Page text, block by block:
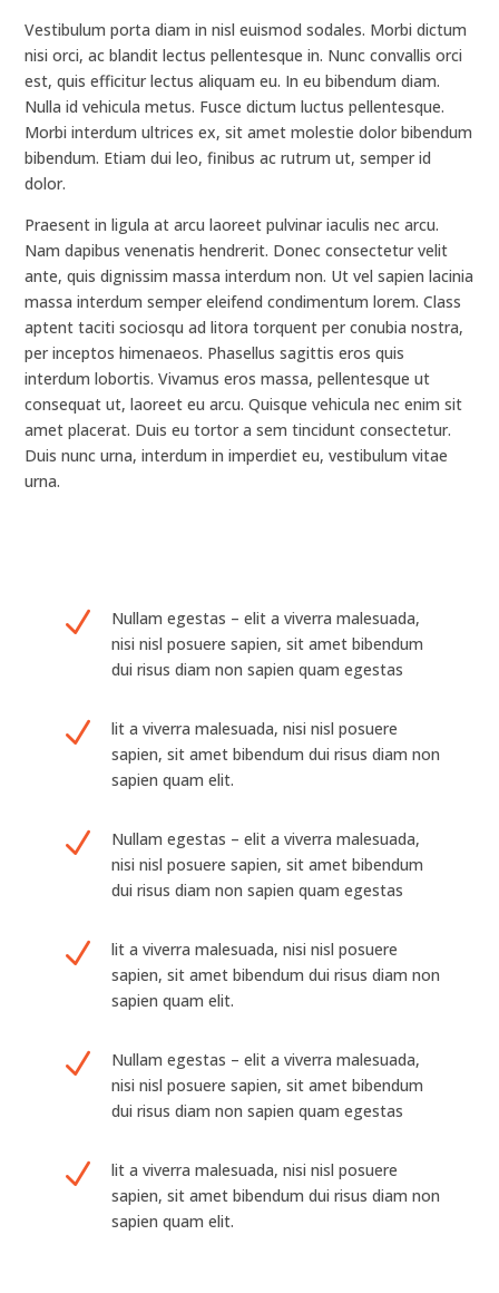
Vestibulum porta diam in nisl euismod sodales. Morbi dictum
nisi orci, ac blandit lectus pellentesque in. Nunc convallis orci
est, quis efficitur lectus aliquam eu. In eu bibendum diam.
Nulla id vehicula metus. Fusce dictum luctus pellentesque.
Morbi interdum ultrices ex, sit amet molestie dolor bibendum
bibendum. Etiam dui leo, finibus ac rutrum ut, semper id
dolor.
Praesent in ligula at arcu laoreet pulvinar iaculis nec arcu.
Nam dapibus venenatis hendrerit. Donec consectetur velit
ante, quis dignissim massa interdum non. Ut vel sapien lacinia
massa interdum semper eleifend condimentum lorem. Class
aptent taciti sociosqu ad litora torquent per conubia nostra,
per inceptos himenaeos. Phasellus sagittis eros quis
interdum lobortis. Vivamus eros massa, pellentesque ut
consequat ut, laoreet eu arcu. Quisque vehicula nec enim sit
amet placerat. Duis eu tortor a sem tincidunt consectetur.
Duis nunc urna, interdum in imperdiet eu, vestibulum vitae
urna.
N
Nullam egestas – elit a viverra malesuada,
nisi nisl posuere sapien, sit amet bibendum
dui risus diam non sapien quam egestas
N
lit a viverra malesuada, nisi nisl posuere
sapien, sit amet bibendum dui risus diam non
sapien quam elit.
N
Nullam egestas – elit a viverra malesuada,
nisi nisl posuere sapien, sit amet bibendum
dui risus diam non sapien quam egestas
N
lit a viverra malesuada, nisi nisl posuere
sapien, sit amet bibendum dui risus diam non
sapien quam elit.
N
Nullam egestas – elit a viverra malesuada,
nisi nisl posuere sapien, sit amet bibendum
dui risus diam non sapien quam egestas
N
lit a viverra malesuada, nisi nisl posuere
sapien, sit amet bibendum dui risus diam non
sapien quam elit.